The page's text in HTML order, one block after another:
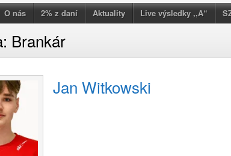
O nás 2% z daní Aktuality Live výsledky ,,A“
Brankár
Jan Witkowski